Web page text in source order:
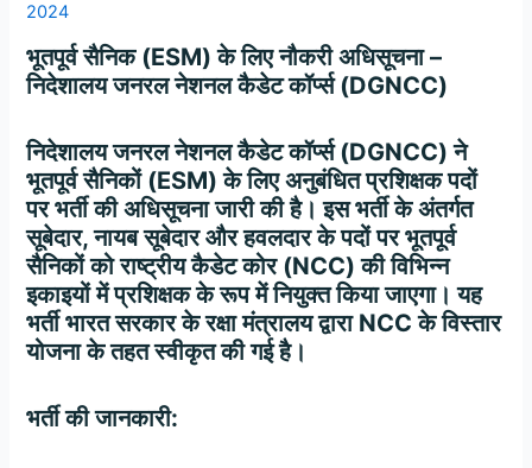
2024
भूतपूर्व सैनिक(ESM)के लिए नौकरी अधिसूचना–
निदेशालय जनरल नेशनल कैडेट कॉर्प्स(DGNCC)
निदेशालय जनरल नेशनल कैडेट कॉर्प्स(DGNCC) ने
भूतपूर्व सैनिकों (ESM) के लिए अनुबंधित प्रशिक्षक पदों
पर भर्ती की अधिसूचना जारी की है। इस भर्ती के अंतर्गत
सूबेदार,नायब सूबेदारऔरहवलदारके पदों पर भूतपूर्व
सैनिकों को राष्ट्रीय कैडेट कोर (NCC) की विभिन्न
इकाइयों में प्रशिक्षक के रूप में नियुक्त किया जाएगा। यह
भर्ती भारत सरकार के रक्षा मंत्रालय द्वारा NCC के विस्तार
योजना के तहत स्वीकृत की गई है।
भर्ती की जानकारी: